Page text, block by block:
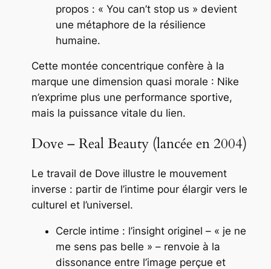
propos : « You can’t stop us » devient
une métaphore de la résilience
humaine.
Cette montée concentrique confère à la
marque une dimension quasi morale : Nike
n’exprime plus une performance sportive,
mais la puissance vitale du lien.
Dove – Real Beauty (lancée en 2004)
Le travail de Dove illustre le mouvement
inverse : partir de l’intime pour élargir vers le
culturel et l’universel.
Cercle intime : l’insight originel – « je ne
me sens pas belle » – renvoie à la
dissonance entre l’image perçue et